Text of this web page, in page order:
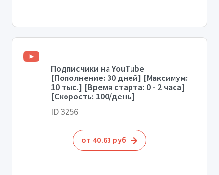
Подписчики на YouTube
[Пополнение: 30 дней] [Максимум:
10 тыс.] [Время старта: 0 - 2 часа]
[Скорость: 100/день]
ID 3256
от 40.63 руб